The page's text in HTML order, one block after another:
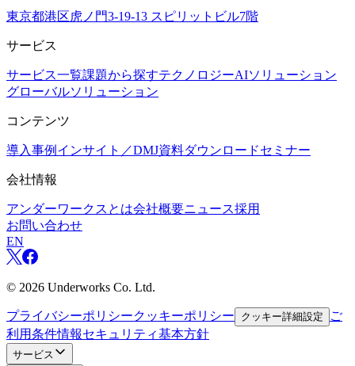
東京都港区虎ノ門3-19-13 スピリットビル7階
サービス
サービス一覧課題から探すテクノロジーAIソリューション
グローバルソリューション
コンテンツ
導入事例 インサイト／DMJ資料ダウンロードセミナー
会社情報
アンダーワークスとは会社概要ニュース採用
お問い合わせ
EN
© 2026 Underworks Co. Ltd.
プライバシーポリシークッキーポリシー クッキー詳細設定
ご
利用条件情報セキュリティ基本方針
サービス